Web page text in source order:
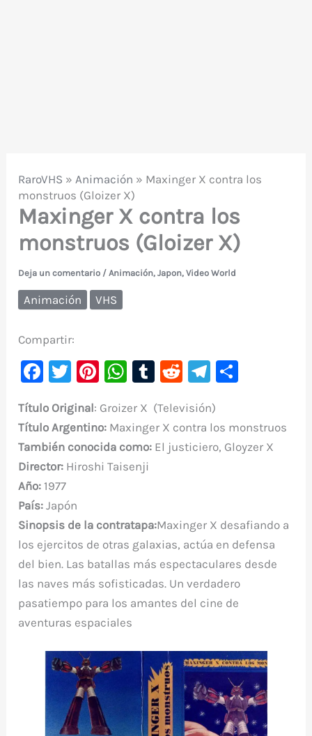
RaroVHS » Animación » Maxinger X contra los
monstruos (Gloizer X)
Maxinger X contra los
monstruos (Gloizer X)
Deja un comentario /Animación,Japon,Video World
Animación VHS
Compartir:
F
c
e
b
o
o
k
T
it
te
r
Pi
er
e
st
W
at
s
A
T
m
bl
R
d
di
Te
gr
a
m
p
ar
Título Original: Groizer X (Televisión)
Título Argentino: Maxinger X contra los monstruos
También conocida como: El justiciero, Gloyzer X
Director: Hiroshi Taisenji
Año: 1977
País: Japón
Sinopsis de la contratapa:Maxinger X desafiando a
los ejercitos de otras galaxias, actúa en defensa
del bien. Las batallas más espectaculares desde
las naves más sofisticadas. Un verdadero
pasatiempo para los amantes del cine de
aventuras espaciales